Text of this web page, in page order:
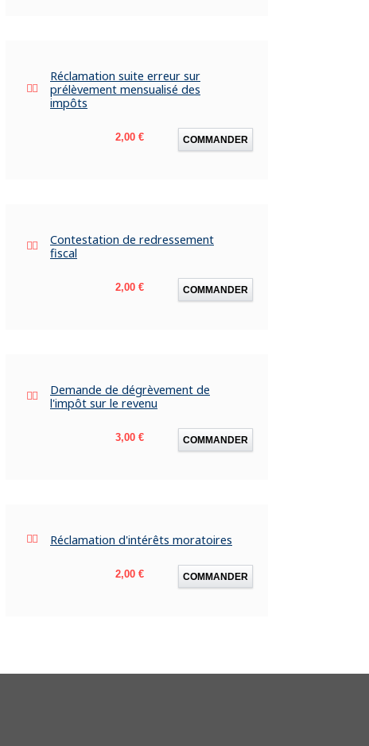
Réclamation suite erreur sur
prélèvement mensualisé des
impôts
Prix
2,00 € COMMANDER
Contestation de redressement
fiscal
Prix
2,00 € COMMANDER
Demande de dégrèvement de
l'impôt sur le revenu
Prix
3,00 € COMMANDER
Réclamation d'intérêts moratoires
Prix
2,00 € COMMANDER